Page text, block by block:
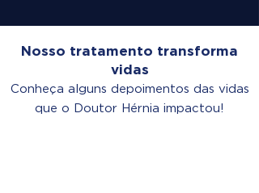
Nosso tratamento transforma
vidas
Conheça alguns depoimentos das vidas
que o Doutor Hérnia impactou!